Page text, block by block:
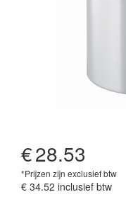
€28.53
*Prijzen zijn exclusief btw
€ 34.52 inclusief btw